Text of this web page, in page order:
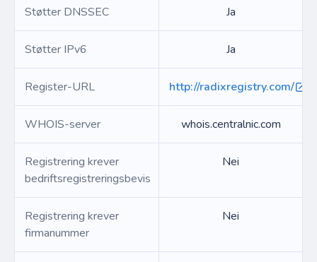
Støtter DNSSEC Ja
Støtter IPv6 Ja
Register-URL http://radixregistry.com/
WHOIS-server whois.centralnic.com
Registrering krever
bedriftsregistreringsbevis
Nei
Registrering krever
firmanummer
Nei